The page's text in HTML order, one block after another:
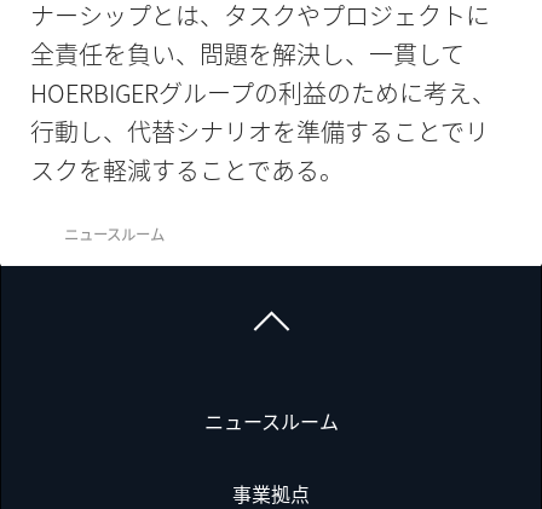
ナーシップとは、タスクやプロジェクトに
全責任を負い、問題を解決し、一貫して
HOERBIGERグループの利益のために考え、
行動し、代替シナリオを準備することでリ
スクを軽減することである。
ニュースルーム
ニュースルーム
事業拠点